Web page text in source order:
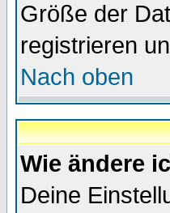
Größe der
registrieren
Nach oben
Wie ändere
Deine